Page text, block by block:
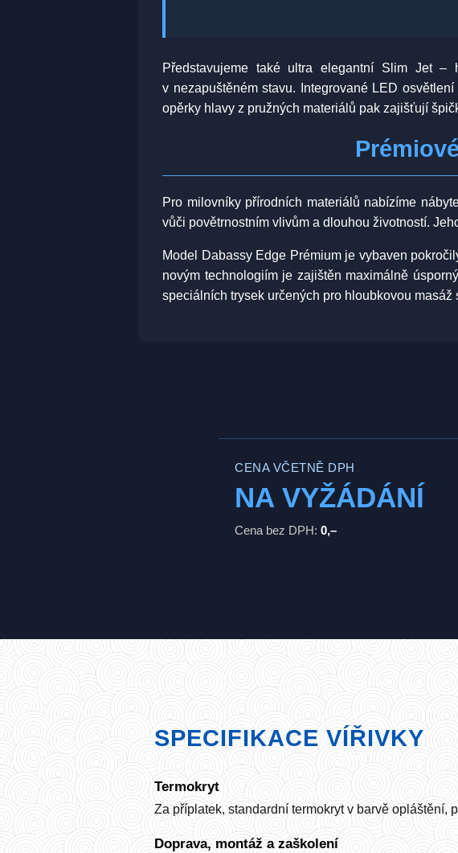
Představujeme také ultra elegantní Slim Jet
v nezapuštěném stavu. Integrované LED
opěrky hlavy z pružných materiálů pak zajišťují
Pro milovníky přírodních materiálů nabízíme
vůči povětrnostním vlivům a dlouhou životností.
Model Dabassy Edge Prémium je vybaven
novým technologiím je zajištěn maximálně
speciálních trysek určených pro hloubkovou
CENA VČETNĚ DPH
NA VYŽÁDÁNÍ
Cena bez DPH: 0,–
SPECIFIKACE VÍŘIVKY
Termokryt
Za příplatek, standardní termokryt v barvě opláštění,
Doprava, montáž a zaškolení